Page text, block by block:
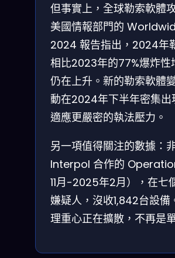
但事實上，全球勒索軟體
美國情報部門的
2024 報告指出，2024年
相比2023年的77%爆炸性
仍在上升。新的勒索軟
動在2024年下半年密集
適應更嚴密的執法壓力。
另一項值得關注的數據
Interpol 合作的
11月-2025年2月），在七
嫌疑人，沒收1,842台設
理重心正在擴散，不再是